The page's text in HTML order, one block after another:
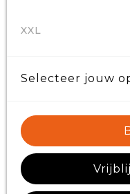
XXL
Selecteer jouw